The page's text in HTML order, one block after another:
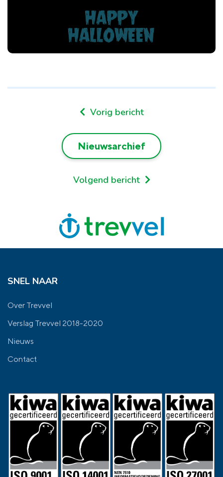
Vorig bericht
Nieuwsarchief
Volgend bericht
SNEL NAAR
Over Trevvel
Verslag Trevvel 2018-2020
Nieuws
Contact